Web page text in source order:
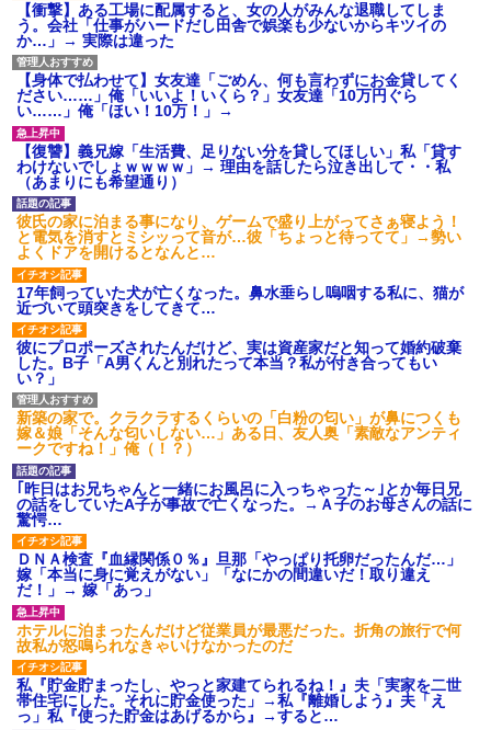
【衝撃】ある工場に配属すると、女の人がみんな退職してしま
う。会社「仕事がハードだし田舎で娯楽も少ないからキツイの
か…」→ 実際は違った
【身体で払わせて】女友達「ごめん、何も言わずにお金貸してく
ださい……」俺「いいよ！いくら？」女友達「10万円ぐら
い……」俺「ほい！10万！」→
【復讐】義兄嫁「生活費、足りない分を貸してほしい」私「貸す
わけないでしょｗｗｗｗ」→ 理由を話したら泣き出して・・私
（あまりにも希望通り）
彼氏の家に泊まる事になり、ゲームで盛り上がってさぁ寝よう！
と電気を消すとミシッって音が…彼「ちょっと待ってて」→勢い
よくドアを開けるとなんと…
17年飼っていた犬が亡くなった。鼻水垂らし嗚咽する私に、猫が
近づいて頭突きをしてきて…
彼にプロポーズされたんだけど、実は資産家だと知って婚約破棄
した。B子「A男くんと別れたって本当？私が付き合ってもい
い？」
新築の家で。クラクラするくらいの「白粉の匂い」が鼻につくも
嫁＆娘「そんな匂いしない…」ある日、友人奥「素敵なアンティ
ークですね！」俺（！？）
｢昨日はお兄ちゃんと一緒にお風呂に入っちゃった～｣とか毎日兄
の話をしていたA子が事故で亡くなった。→Ａ子のお母さんの話に
驚愕…
ＤＮＡ検査『血縁関係０％』旦那「やっぱり托卵だったんだ…」
嫁「本当に身に覚えがない」「なにかの間違いだ！取り違え
だ！」→ 嫁「あっ」
ホテルに泊まったんだけど従業員が最悪だった。折角の旅行で何
故私が怒鳴られなきゃいけなかったのだ
私『貯金貯まったし、やっと家建てられるね！』夫「実家を二世
帯住宅にした。それに貯金使った」→私『離婚しよう』夫「え
っ」私『使った貯金はあげるから』→すると…